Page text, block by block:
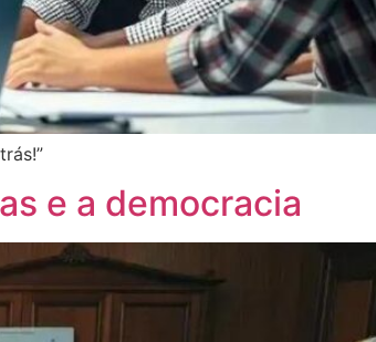
e a democracia